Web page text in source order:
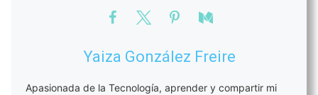
Yaiza González Freire
Apasionada de la Tecnología, aprender y compartir mi